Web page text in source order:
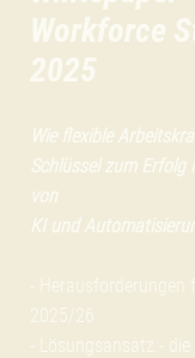
Workforce
2025
Wie flexible
Schlüssel zum
von
KI und
- Herausforderungen
2025/26
- Lösungsansatz -